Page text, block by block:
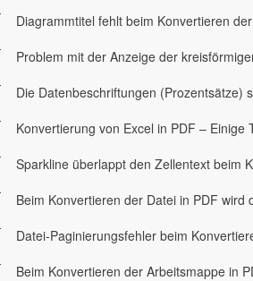
Diagrammtitel fehlt beim Konvertieren
Problem mit der Anzeige der
Die Datenbeschriftungen (Prozentsätze)
Konvertierung von Excel in PDF –
Sparkline überlappt den Zellentext beim
Beim Konvertieren der Datei in PDF wird
Datei-Paginierungsfehler beim
Beim Konvertieren der Arbeitsmappe in